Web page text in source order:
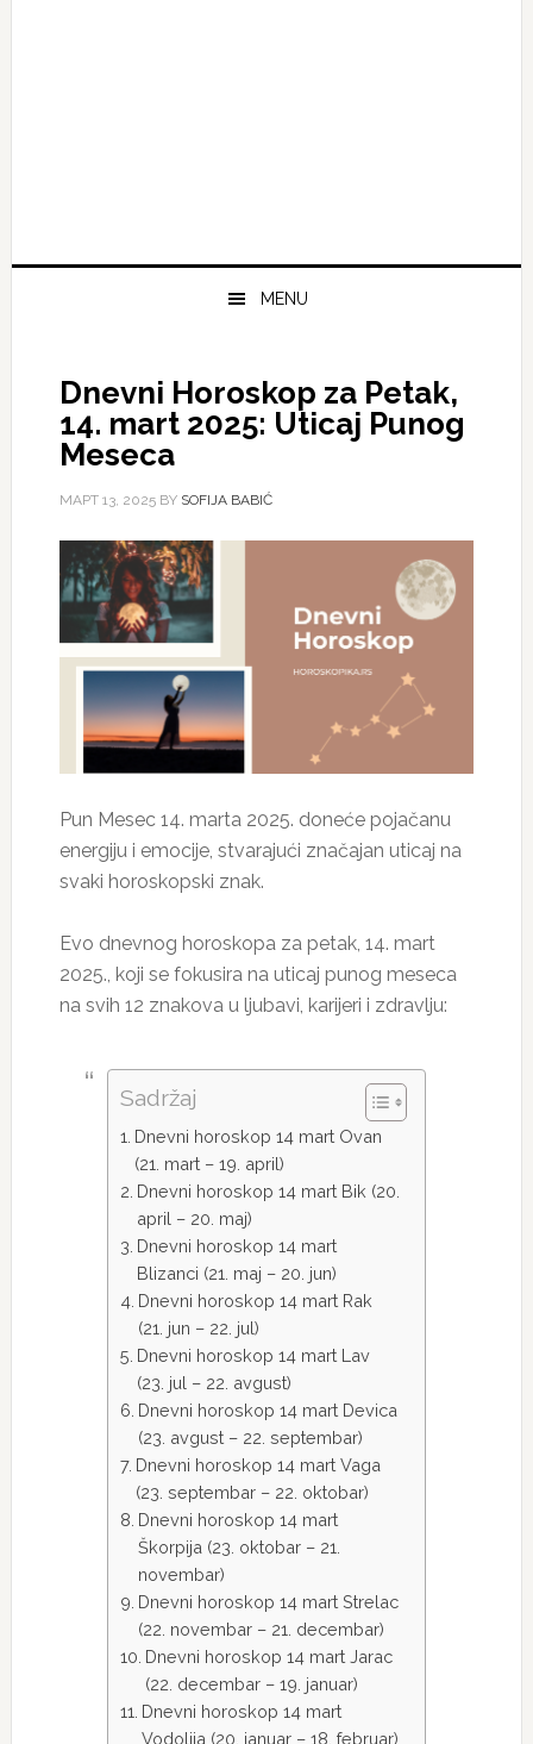
MENU
Dnevni Horoskop za Petak,
14. mart 2025: Uticaj Punog
Meseca
МАРТ 13, 2025BY SOFIJA BABIĆ
Pun Mesec 14. marta 2025. doneće pojačanu
energiju i emocije, stvarajući značajan uticaj na
svaki horoskopski znak.
Evo dnevnog horoskopa za petak, 14. mart
2025., koji se fokusira na uticaj punog meseca
na svih 12 znakova u ljubavi, karijeri i zdravlju:
Sadržaj
Dnevni horoskop 14 mart Ovan
(21. mart – 19. april)
Dnevni horoskop 14 mart Bik (20.
april – 20. maj)
Dnevni horoskop 14 mart
Blizanci (21. maj – 20. jun)
Dnevni horoskop 14 mart Rak
(21. jun – 22. jul)
Dnevni horoskop 14 mart Lav
(23. jul – 22. avgust)
Dnevni horoskop 14 mart Devica
(23. avgust – 22. septembar)
Dnevni horoskop 14 mart Vaga
(23. septembar – 22. oktobar)
Dnevni horoskop 14 mart
Škorpija (23. oktobar – 21.
novembar)
Dnevni horoskop 14 mart Strelac
(22. novembar – 21. decembar)
Dnevni horoskop 14 mart Jarac
(22. decembar – 19. januar)
Dnevni horoskop 14 mart
Vodolija (20. januar – 18. februar)